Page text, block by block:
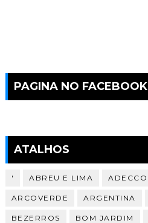
PAGINA NO FACEBOOK
ATALHOS
' ABREU E LIMA ADECCO
ARCOVERDE ARGENTINA
BEZERROS BOM JARDIM